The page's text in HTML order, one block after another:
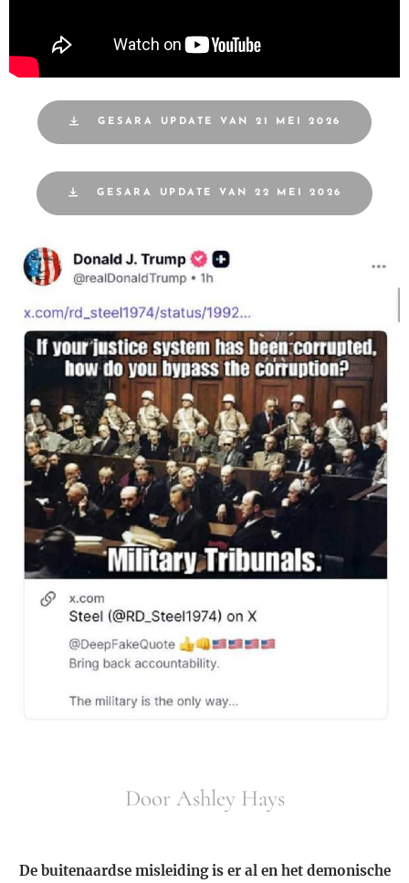
GESARA UPDATE VAN 21 MEI 2026
GESARA UPDATE VAN 22 MEI 2026
Door Ashley Hays
De buitenaardse misleiding is er al en het demonische